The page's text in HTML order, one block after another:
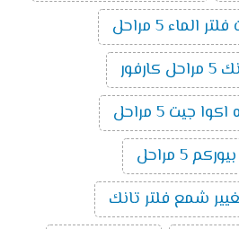
الماء 5 مراحل
جيت 5 مراحل
5 مراحل
شمع فلتر تانك